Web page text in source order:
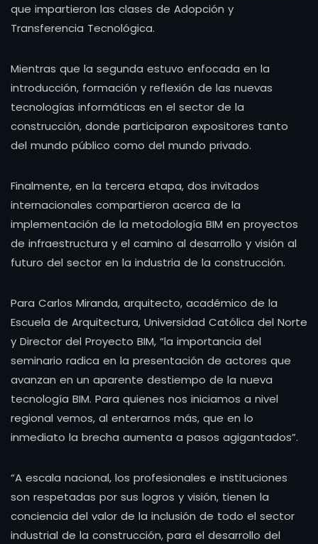
que impartieron las clases de Adopción y
Transferencia Tecnológica.
Mientras que la segunda estuvo enfocada en la
introducción, formación y reflexión de las nuevas
tecnologías informáticas en el sector de la
construcción, donde participaron expositores tanto
del mundo público como del mundo privado.
Finalmente, en la tercera etapa, dos invitados
internacionales compartieron acerca de la
implementación de la metodología BIM en proyectos
de infraestructura y el camino al desarrollo y visión al
futuro del sector en la industria de la construcción.
Para Carlos Miranda, arquitecto, académico de la
Escuela de Arquitectura, Universidad Católica del Norte
y Director del Proyecto BIM, “la importancia del
seminario radica en la presentación de actores que
avanzan en un aparente destiempo de la nueva
tecnología BIM. Para quienes nos iniciamos a nivel
regional vemos, al enterarnos más, que en lo
inmediato la brecha aumenta a pasos agigantados”.
“A escala nacional, los profesionales e instituciones
son respetadas por sus logros y visión, tienen la
conciencia del valor de la inclusión de todo el sector
industrial de la construcción, para el desarrollo del